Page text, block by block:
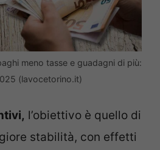
meno tasse e guadagni di più:
(lavocetorino.it)
l’obiettivo è quello di
stabilità, con effetti